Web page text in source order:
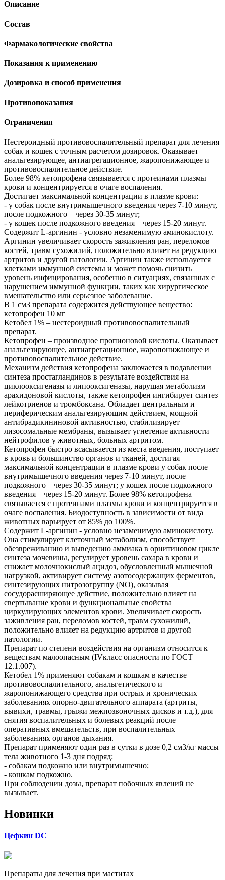
Описание
Состав
Фармакологические свойства
Показания к применению
Дозировка и способ применения
Противопоказания
Ограничения
Нестероидный противовоспалительный препарат для лечения
собак и кошек с точным расчетом дозировок. Оказывает
анальгезирующее, антиагрегационное, жаропонижающее и
противовоспалительное действие.
Более 98% кетопрофена связывается с протеинами плазмы
крови и концентрируется в очаге воспаления.
Достигает максимальной концентрации в плазме крови:
- у собак после внутримышечного введения через 7-10 минут,
после подкожного – через 30-35 минут;
- у кошек после подкожного введения – через 15-20 минут.
Содержит L-аргинин - условно незаменимую аминокислоту.
Аргинин увеличивает скорость заживления ран, переломов
костей, травм сухожилий, положительно влияет на редукцию
артритов и другой патологии. Аргинин также используется
клетками иммунной системы и может помочь снизить
уровень инфицирования, особенно в ситуациях, связанных с
нарушением иммунной функции, таких как хирургическое
вмешательство или серьезное заболевание.
В 1 см3 препарата содержится действующее вещество:
кетопрофен 10 мг
Кетобел 1% – нестероидный противовоспалительный
препарат.
Кетопрофен – производное пропионовой кислоты. Оказывает
анальгезирующее, антиагрегационное, жаропонижающее и
противовоспалительное действие.
Механизм действия кетопрофена заключается в подавлении
синтеза простагландинов в результате воздействия на
циклооксигеназы и липооксигеназы, нарушая метаболизм
арахидоновой кислоты, также кетопрофен ингибирует синтез
лейкотриенов и тромбоксана. Обладает центральным и
периферическим анальгезирующим действием, мощной
антибрадикининовой активностью, стабилизирует
лизосомальные мембраны, вызывает угнетение активности
нейтрофилов у животных, больных артритом.
Кетопрофен быстро всасывается из места введения, поступает
в кровь и большинство органов и тканей, достигая
максимальной концентрации в плазме крови у собак после
внутримышечного введения через 7-10 минут, после
подкожного – через 30-35 минут; у кошек после подкожного
введения – через 15-20 минут. Более 98% кетопрофена
связывается с протеинами плазмы крови и концентрируется в
очаге воспаления. Биодоступность в зависимости от вида
животных варьирует от 85% до 100%.
Содержит L-аргинин - условно незаменимую аминокислоту.
Она стимулирует клеточный метаболизм, способствует
обезвреживанию и выведению аммиака в орнитиновом цикле
синтеза мочевины, регулирует уровень сахара в крови и
снижает молочнокислый ацидоз, обусловленный мышечной
нагрузкой, активирует систему азотосодержащих ферментов,
синтезирующих нитрозогруппу (NО), оказывая
сосудорасширяющее действие, положительно влияет на
свертывание крови и функциональные свойства
циркулирующих элементов крови. Увеличивает скорость
заживления ран, переломов костей, травм сухожилий,
положительно влияет на редукцию артритов и другой
патологии.
Препарат по степени воздействия на организм относится к
веществам малоопасным (IVкласс опасности по ГОСТ
12.1.007).
Кетобел 1% применяют собакам и кошкам в качестве
противовоспалительного, анальгетического и
жаропонижающего средства при острых и хронических
заболеваниях опорно-двигательного аппарата (артриты,
вывихи, травмы, грыжи межпозвоночных дисков и т.д.), для
снятия воспалительных и болевых реакций после
оперативных вмешательств, при воспалительных
заболеваниях органов дыхания.
Препарат применяют один раз в сутки в дозе 0,2 см3/кг массы
тела животного 1-3 дня подряд:
- собакам подкожно или внутримышечно;
- кошкам подкожно.
При соблюдении дозы, препарат побочных явлений не
вызывает.
Новинки
Цефкин DC
Препараты для лечения при маститах